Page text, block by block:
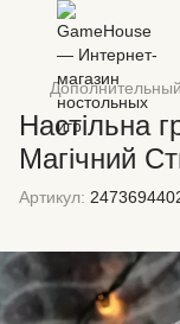
Настільна
Магічний
Артикул: